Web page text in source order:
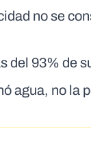
no se
del 93% de
agua, no la